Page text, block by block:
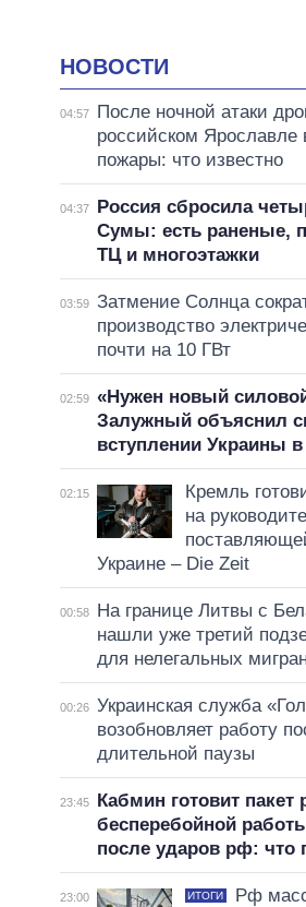
НОВОСТИ
04:57
После ночной атаки
российском Ярославле
пожары: что известно
04:37
Россия сбросила
Сумы: есть раненые,
ТЦ и многоэтажки
03:59 Затмение Солнца
производство
почти на 10 ГВт
02:59 «Нужен новый
Залужный объяснил
вступлении Украины
02:15
Кремль
на
Украине – Die Zeit
00:58
На границе Литвы с
нашли уже третий
для нелегальных
00:26 Украинская служба
возобновляет работу
длительной паузы
23:45
Кабмин готовит
бесперебойной
после ударов рф: что
23:00 ИТОГИ
Рф